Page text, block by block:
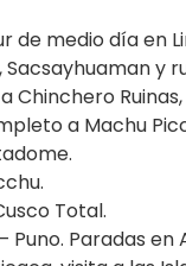
de medio día en
y
Chinchero
a Machu
Total.
Puno. Paradas